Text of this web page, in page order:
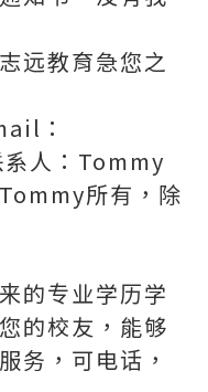
远教育急您之
：
人：Tommy
所有，除
的专业学历学
的校友，能够
务，可电话，